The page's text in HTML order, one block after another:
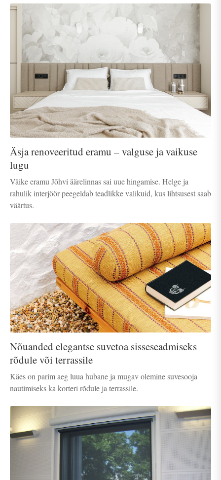
Äsja renoveeritud eramu – valguse ja vaikuse
lugu
Väike eramu Jõhvi äärelinnas sai uue hingamise. Helge ja
rahulik interjöör peegeldab teadlikke valikuid, kus lihtsusest saab
väärtus.
Nõuanded elegantse suvetoa sisseseadmiseks
rõdule või terrassile
Käes on parim aeg luua hubane ja mugav olemine suvesooja
nautimiseks ka korteri rõdule ja terrassile.